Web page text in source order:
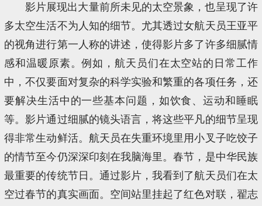
影片展现出大量前所未见的太空景象，也呈现了许
多太空生活不为人知的细节。尤其透过女航天员王亚平
的视角进行第一人称的讲述，使得影片多了许多细腻情
感和温暖原素。例如，航天员们在太空站的日常工作
中，不仅要面对复杂的科学实验和繁重的各项任务，还
要解决生活中的一些基本问题，如饮食、运动和睡眠
等。影片通过细腻的镜头语言，将这些平凡的细节呈现
得非常生动鲜活。航天员在失重环境里用小叉子吃饺子
的情节至今仍深深印刻在我脑海里。春节，是中华民族
最重要的传统节日。通过影片，我看到了航天员们在太
空过春节的真实画面。空间站里挂起了红色对联，翟志